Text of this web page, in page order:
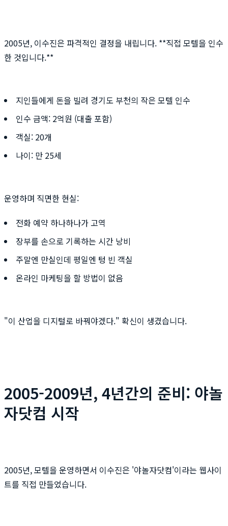
2005년, 이수진은 파격적인 결정을 내립니다. **직접 모텔을 인수
한 것입니다.**
지인들에게 돈을 빌려 경기도 부천의 작은 모텔 인수
인수 금액: 2억원 (대출 포함)
객실: 20개
나이: 만 25세
운영하며 직면한 현실:
전화 예약 하나하나가 고역
장부를 손으로 기록하는 시간 낭비
주말엔 만실인데 평일엔 텅 빈 객실
온라인 마케팅을 할 방법이 없음
"이 산업을 디지털로 바꿔야겠다." 확신이 생겼습니다.
2005-2009년, 4년간의 준비: 야놀
자닷컴 시작
2005년, 모텔을 운영하면서 이수진은 '야놀자닷컴'이라는 웹사이
트를 직접 만들었습니다.